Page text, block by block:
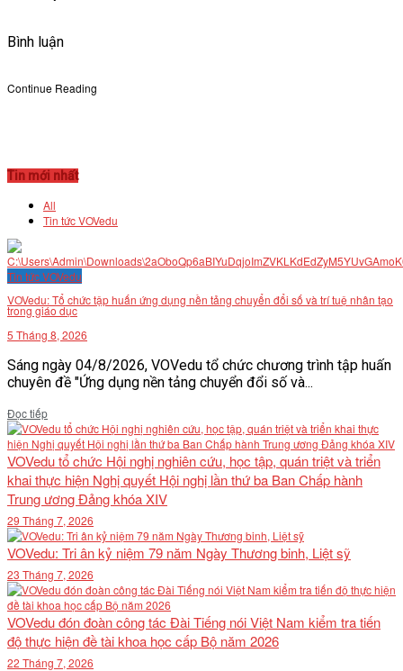
Bình luận
Continue Reading
Tin mới nhất
All
Tin tức VOVedu
Tin tức VOVedu
VOVedu: Tổ chức tập huấn ứng dụng nền tảng chuyển đổi số và trí tuệ nhân tạo
trong giáo dục
5 Tháng 8, 2026
Sáng ngày 04/8/2026, VOVedu tổ chức chương trình tập huấn
chuyên đề "Ứng dụng nền tảng chuyển đổi số và...
Đọc tiếpDetails
VOVedu tổ chức Hội nghị nghiên cứu, học tập, quán triệt và triển
khai thực hiện Nghị quyết Hội nghị lần thứ ba Ban Chấp hành
Trung ương Đảng khóa XIV
29 Tháng 7, 2026
VOVedu: Tri ân kỷ niệm 79 năm Ngày Thương binh, Liệt sỹ
23 Tháng 7, 2026
VOVedu đón đoàn công tác Đài Tiếng nói Việt Nam kiểm tra tiến
độ thực hiện đề tài khoa học cấp Bộ năm 2026
22 Tháng 7, 2026